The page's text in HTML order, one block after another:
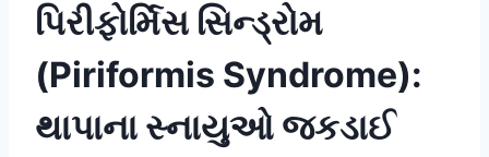
પિરીફોર્મિસ સિન્ડ્રોમ
(Piriformis Syndrome):
થાપાના સ્નાયુઓ જકડાઈ